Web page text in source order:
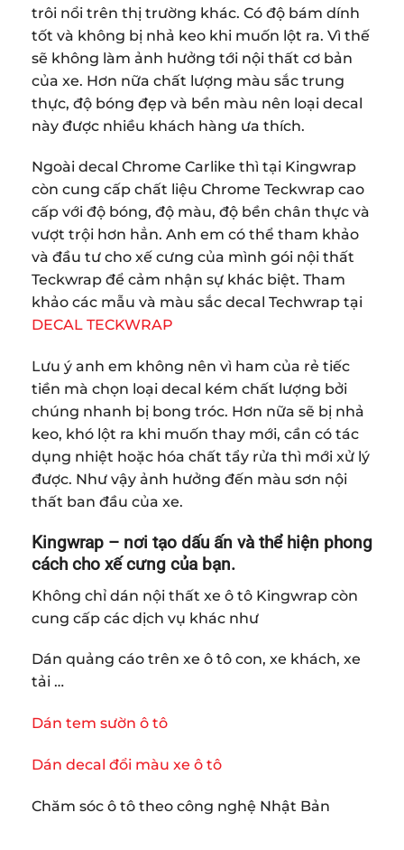
trôi nổi trên thị trường khác. Có độ bám dính
tốt và không bị nhả keo khi muốn lột ra. Vì thế
sẽ không làm ảnh hưởng tới nội thất cơ bản
của xe. Hơn nữa chất lượng màu sắc trung
thực, độ bóng đẹp và bền màu nên loại decal
này được nhiều khách hàng ưa thích.
Ngoài decal Chrome Carlike thì tại Kingwrap
còn cung cấp chất liệu Chrome Teckwrap cao
cấp với độ bóng, độ màu, độ bền chân thực và
vượt trội hơn hẳn. Anh em có thể tham khảo
và đầu tư cho xế cưng của mình gói nội thất
Teckwrap để cảm nhận sự khác biệt. Tham
khảo các mẫu và màu sắc decal Techwrap tại
DECAL TECKWRAP
Lưu ý anh em không nên vì ham của rẻ tiếc
tiền mà chọn loại decal kém chất lượng bởi
chúng nhanh bị bong tróc. Hơn nữa sẽ bị nhả
keo, khó lột ra khi muốn thay mới, cần có tác
dụng nhiệt hoặc hóa chất tẩy rửa thì mới xử lý
được. Như vậy ảnh hưởng đến màu sơn nội
thất ban đầu của xe.
Kingwrap – nơi tạo dấu ấn và thể hiện phong
cách cho xế cưng của bạn.
Không chỉ dán nội thất xe ô tô Kingwrap còn
cung cấp các dịch vụ khác như
Dán quảng cáo trên xe ô tô con, xe khách, xe
tải …
Dán tem sườn ô tô
Dán decal đổi màu xe ô tô
Chăm sóc ô tô theo công nghệ Nhật Bản